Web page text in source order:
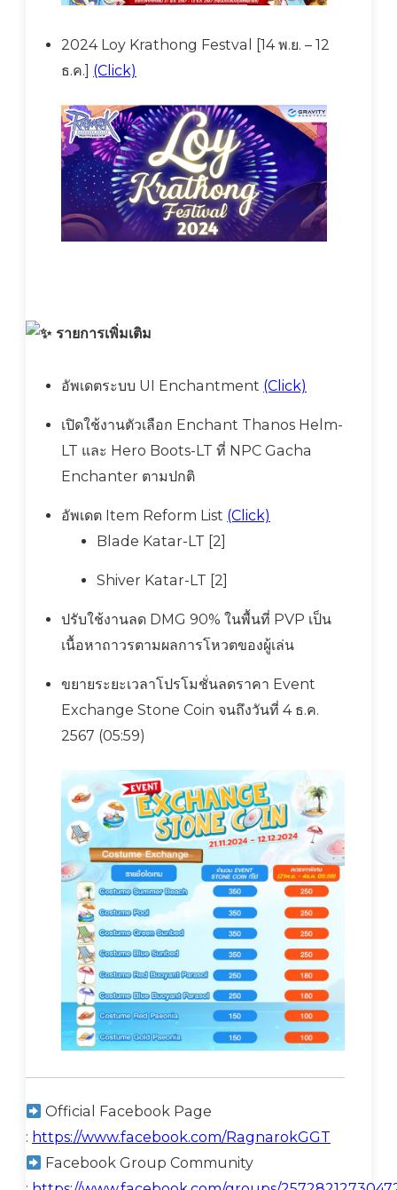
2024 Loy Krathong Festval [14 พ.ย. – 12
ธ.ค.] (Click)
รายการเพิ่มเติม
อัพเดตระบบ UI Enchantment (Click)
เปิดใช้งานตัวเลือก Enchant Thanos Helm-
LT และ Hero Boots-LT ที่ NPC Gacha
Enchanter ตามปกติ
อัพเดต Item Reform List (Click)
Blade Katar-LT [2]
Shiver Katar-LT [2]
ปรับใช้งานลด DMG 90% ในพื้นที่ PVP เป็น
เนื้อหาถาวรตามผลการโหวตของผู้เล่น
ขยายระยะเวลาโปรโมชั่นลดราคา Event
Exchange Stone Coin จนถึงวันที่ 4 ธ.ค.
2567 (05:59)
Official Facebook Page
: https://www.facebook.com/RagnarokGGT
Facebook Group Community